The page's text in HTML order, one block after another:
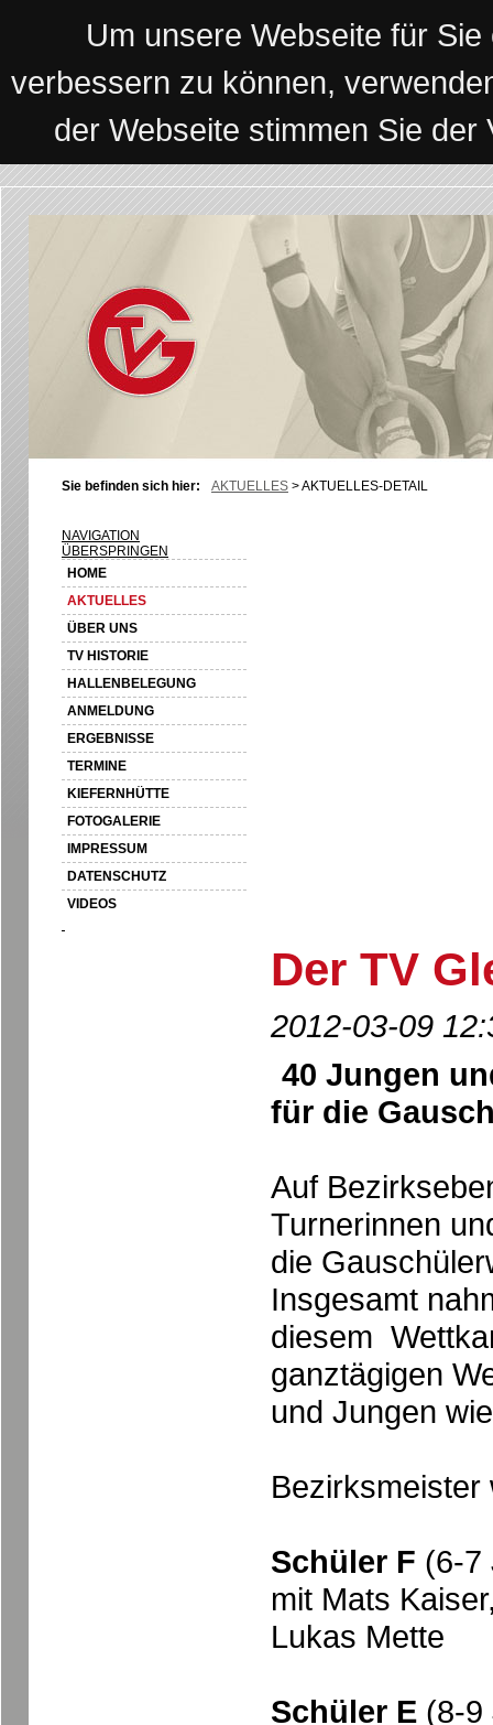
Um unsere Webseite für
verbessern zu können,
der Webseite stimmen Sie
Sie befinden sich hier: AKTUELLES >AKTUELLES-DETAIL
NAVIGATION
ÜBERSPRINGEN
HOME
AKTUELLES
ÜBER UNS
TV HISTORIE
HALLENBELEGUNG
ANMELDUNG
ERGEBNISSE
TERMINE
KIEFERNHÜTTE
FOTOGALERIE
IMPRESSUM
DATENSCHUTZ
VIDEOS
Der TV
2012-03-09
40 Jungen
für die
Auf
Turnerinnen
die
Insgesamt
diesem
ganztägigen
und Jungen
Bezirksmeister
Schüler F (6-7
mit Mats
Lukas Mette
Schüler E (8-9